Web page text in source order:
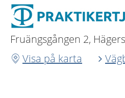
Fruängsgången 2,
Visa på karta